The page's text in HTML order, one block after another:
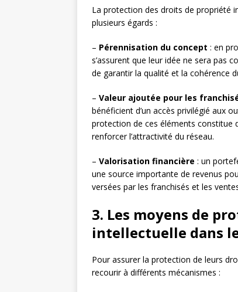
La protection des droits de propriété
plusieurs égards :
– Pérennisation du concept : en
s’assurent que leur idée ne sera pas
de garantir la qualité et la cohérence
– Valeur ajoutée pour les
bénéficient d’un accès privilégié aux
protection de ces éléments constitue
renforcer l’attractivité du réseau.
– Valorisation financière : un
une source importante de revenus
versées par les franchisés et les
3. Les moyens de
intellectuelle dans
Pour assurer la protection de leurs
recourir à différents mécanismes :